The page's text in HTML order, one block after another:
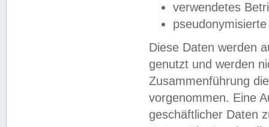
verwendetes
Diese Daten werden
genutzt und werden
Zusammenführung
vorgenommen. Eine
geschäftlicher Daten